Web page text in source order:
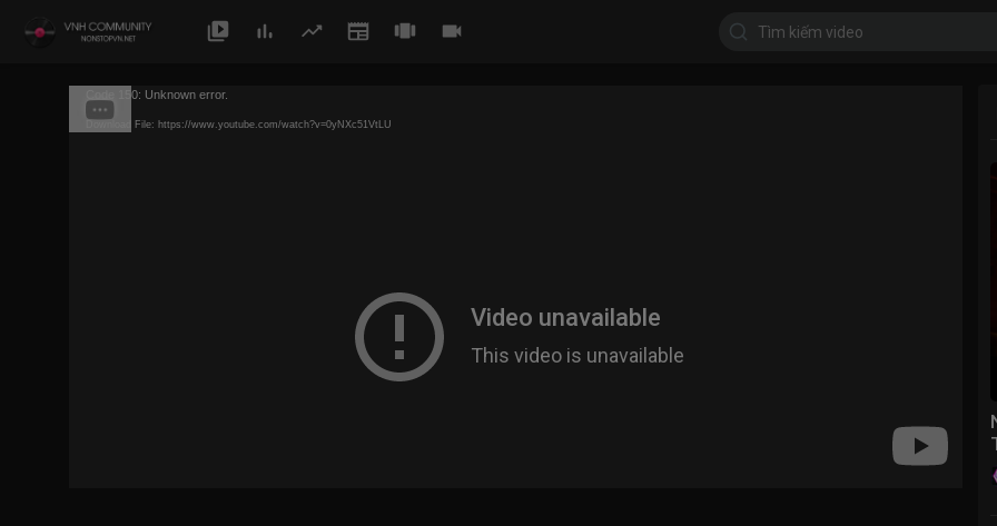
Code 150: Unknown error.
Download File: https://www.youtube.com/watch?v=0yNXc51VtLU